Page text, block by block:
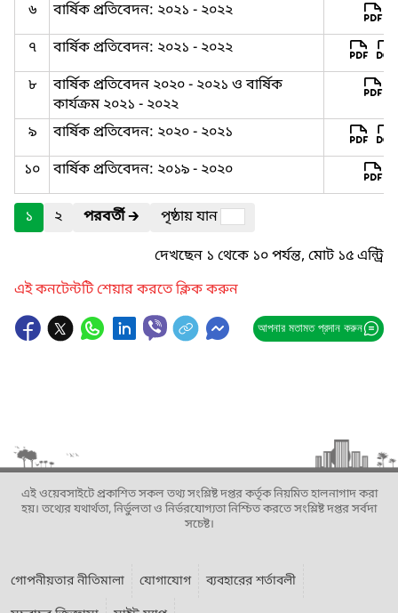
৬
বার্ষিক প্রতিবেদন: ২০২১ - ২০২২
৭
বার্ষিক প্রতিবেদন: ২০২১ - ২০২২
৮
বার্ষিক প্রতিবেদন ২০২০ - ২০২১ ও বার্ষিক
কার্যক্রম ২০২১ - ২০২২
৯
বার্ষিক প্রতিবেদন: ২০২০ - ২০২১
১০
বার্ষিক প্রতিবেদন: ২০১৯ - ২০২০
১ ২ পরবর্তী🡲
পৃষ্ঠায় যান
দেখছেন ১ থেকে ১০ পর্যন্ত, মোট ১৫ এন্ট্রি
এই কনটেন্টটি শেয়ার করতে ক্লিক করুন
আপনার মতামত প্রদান করুন
এই ওয়েবসাইটে প্রকাশিত সকল তথ্য সংশ্লিষ্ট দপ্তর কর্তৃক নিয়মিত হালনাগাদ করা
হয়। তথ্যের যথার্থতা, নির্ভুলতা ও নির্ভরযোগ্যতা নিশ্চিত করতে সংশ্লিষ্ট দপ্তর সর্বদা
সচেষ্ট।
গোপনীয়তার নীতিমালা যোগাযোগ
ব্যবহারের শর্তাবলী